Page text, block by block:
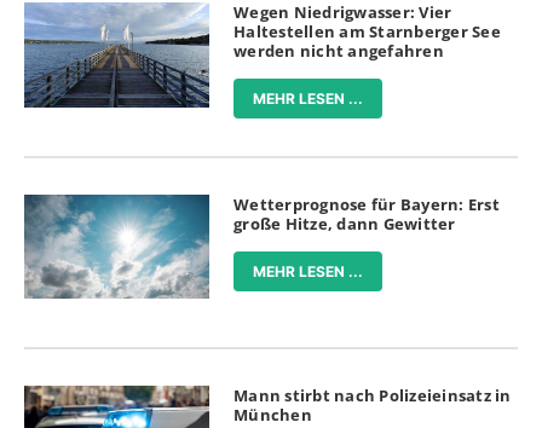
Wegen Niedrigwasser: Vier
Haltestellen am Starnberger See
werden nicht angefahren
MEHR LESEN ...
Wetterprognose für Bayern: Erst
große Hitze, dann Gewitter
MEHR LESEN ...
Mann stirbt nach Polizeieinsatz in
München